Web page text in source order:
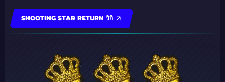
SHOOTING STAR RETURN วิกิ